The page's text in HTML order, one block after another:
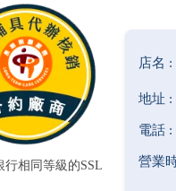
來電
相同等級的SSL